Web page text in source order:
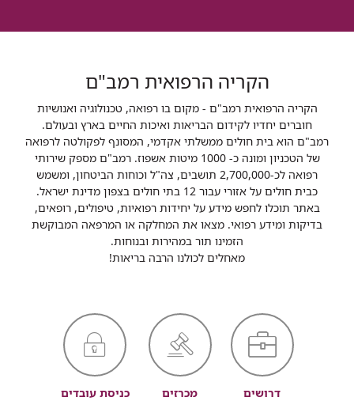
הקריה הרפואית רמב"ם
הקריה הרפואית רמב"ם - מקום בו רפואה, טכנולוגיה ואנושיות
חוברים יחדיו לקידום הבריאות ואיכות החיים בארץ ובעולם.
רמב"ם הוא בית חולים ממשלתי אקדמי, המסונף לפקולטה לרפואה
של הטכניון ומונה כ- 1000 מיטות אשפוז. רמב"ם מספק שירותי
רפואה לכ-2,700,000 תושבים, צה"ל וכוחות הביטחון, ומשמש
כבית חולים על אזורי עבור 12 בתי חולים בצפון מדינת ישראל.
באתר תוכלו לחפש מידע על יחידות רפואיות, טיפולים, רופאים,
בדיקות ומידע רפואי. מצאו את המחלקה או המרפאה המבוקשת
הזמינו תור במהירות ובנוחות.
מאחלים לכולנו הרבה בריאות!
דרושים מכרזים כניסת עובדים